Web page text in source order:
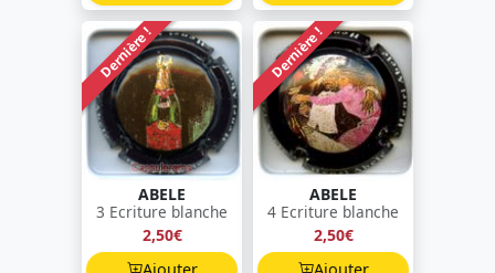
Dernière !
ABELE
3 Ecriture blanche
2,50€
Dernière !
ABELE
4 Ecriture blanche
2,50€